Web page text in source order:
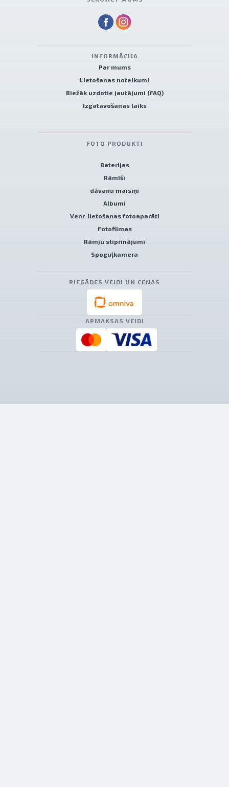
INFORMĀCIJA
Par mums
Lietošanas noteikumi
Biežāk uzdotie jautājumi (FAQ)
Izgatavošanas laiks
FOTO PRODUKTI
Baterijas
Rāmīši
dāvanu maisiņi
Albumi
Venr. lietošanas fotoaparāti
Fotofilmas
Rāmju stiprinājumi
Spoguļkamera
PIEGĀDES VEIDI UN CENAS
APMAKSAS VEIDI